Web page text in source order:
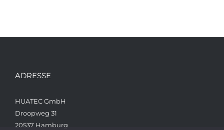
ADRESSE
HUATEC GmbH
Droopweg 31
20537 Hamburg